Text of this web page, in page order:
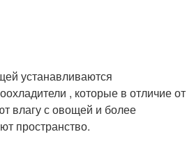
устанавливаются
, которые в отличие от
влагу с овощей и более
пространство.